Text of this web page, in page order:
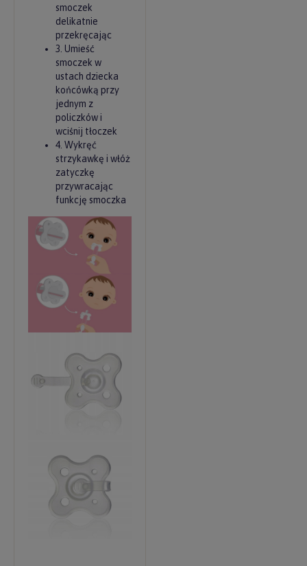
smoczek
delikatnie
przekręcając
3. Umieść
smoczek w
ustach dziecka
końcówką przy
jednym z
policzków i
wciśnij tłoczek
4. Wykręć
strzykawkę i włóż
zatyczkę
przywracając
funkcję smoczka